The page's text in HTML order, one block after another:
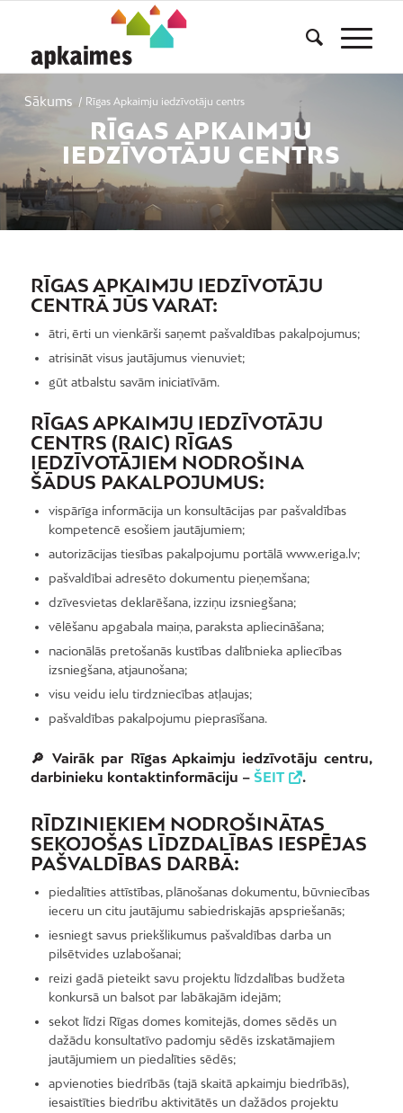
Sākums / Rīgas Apkaimju iedzīvotāju centrs
RĪGAS APKAIMJU
IEDZĪVOTĀJU CENTRS
RĪGAS APKAIMJU IEDZĪVOTĀJU
CENTRĀ JŪS VARAT:
ātri, ērti un vienkārši saņemt pašvaldības pakalpojumus;
atrisināt visus jautājumus vienuviet;
gūt atbalstu savām iniciatīvām.
RĪGAS APKAIMJU IEDZĪVOTĀJU
CENTRS (RAIC) RĪGAS
IEDZĪVOTĀJIEM NODROŠINA
ŠĀDUS PAKALPOJUMUS:
vispārīga informācija un konsultācijas par pašvaldības
kompetencē esošiem jautājumiem;
autorizācijas tiesības pakalpojumu portālā www.eriga.lv;
pašvaldībai adresēto dokumentu pieņemšana;
dzīvesvietas deklarēšana, izziņu izsniegšana;
vēlēšanu apgabala maiņa, paraksta apliecināšana;
nacionālās pretošanās kustības dalībnieka apliecības
izsniegšana, atjaunošana;
visu veidu ielu tirdzniecības atļaujas;
pašvaldības pakalpojumu pieprasīšana.
🔎 Vairāk par Rīgas Apkaimju iedzīvotāju centru,
darbinieku kontaktinformāciju – ŠEIT .
RĪDZINIEKIEM NODROŠINĀTAS
SEKOJOŠAS LĪDZDALĪBAS IESPĒJAS
PAŠVALDĪBAS DARBĀ:
piedalīties attīstības, plānošanas dokumentu, būvniecības
ieceru un citu jautājumu sabiedriskajās apspriešanās;
iesniegt savus priekšlikumus pašvaldības darba un
pilsētvides uzlabošanai;
reizi gadā pieteikt savu projektu līdzdalības budžeta
konkursā un balsot par labākajām idejām;
sekot līdzi Rīgas domes komitejās, domes sēdēs un
dažādu konsultatīvo padomju sēdēs izskatāmajiem
jautājumiem un piedalīties sēdēs;
apvienoties biedrībās (tajā skaitā apkaimju biedrībās),
iesaistīties biedrību aktivitātēs un dažādos projektu